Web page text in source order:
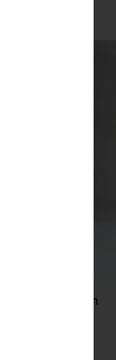
תיק יד ייחודי